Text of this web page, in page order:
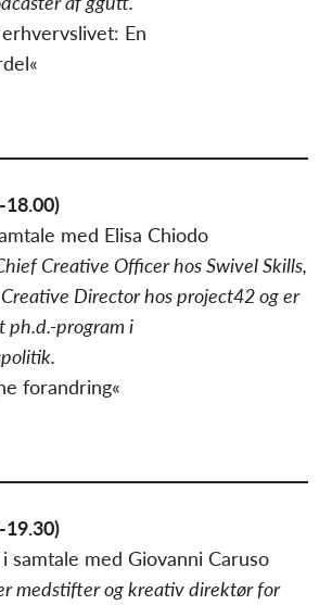
En
18.00)
med Elisa Chiodo
Creative Officer hos Swivel Skills,
Director hos project42 og er
ph.d.-program i
forandring«
19.30)
samtale med Giovanni Caruso
medstifter og kreativ direktør for